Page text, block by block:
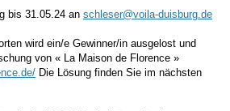
bis 31.05.24 an schleser@voila-duisburg.de
wird ein/e Gewinner/in ausgelost und
von « La Maison de Florence »
Die Lösung finden Sie im nächsten